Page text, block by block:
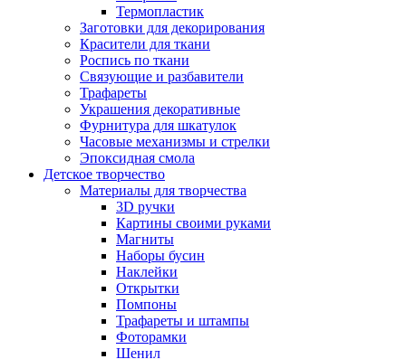
Термопластик
Заготовки для декорирования
Красители для ткани
Роспись по ткани
Связующие и разбавители
Трафареты
Украшения декоративные
Фурнитура для шкатулок
Часовые механизмы и стрелки
Эпоксидная смола
Детское творчество
Материалы для творчества
3D ручки
Картины своими руками
Магниты
Наборы бусин
Наклейки
Открытки
Помпоны
Трафареты и штампы
Фоторамки
Шенил